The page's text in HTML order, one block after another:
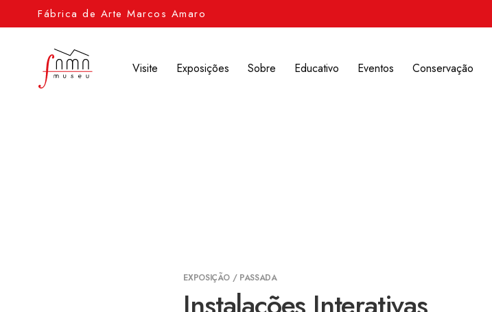
Fábrica de Arte Marcos Amaro
Visite Exposições Sobre Educativo Eventos Conservação
EXPOSIÇÃO / PASSADA